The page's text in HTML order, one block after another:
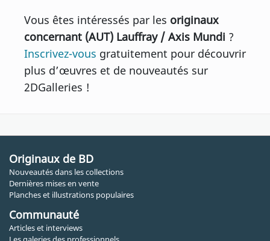
Vous êtes intéressés par les originaux
concernant (AUT) Lauffray / Axis Mundi ?
Inscrivez-vous gratuitement pour découvrir
plus d’œuvres et de nouveautés sur
2DGalleries !
Originaux de BD
Nouveautés dans les collections
Dernières mises en vente
Planches et illustrations populaires
Communauté
Articles et interviews